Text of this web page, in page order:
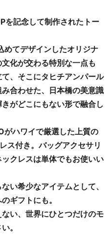
を記念して制作されたトー
めてデザインしたオリジナ
化が交わる特別な一点も
、そこにタヒチアンパール
合わせた、日本橋の美意識
がどこにもない形で融合し
ハワイで厳選した上質の
ス付き。バッグアクセサリ
クレスは単体でもお使いい
い希少なアイテムとして、
ギフトにも。
い、世界にひとつだけのモ
。